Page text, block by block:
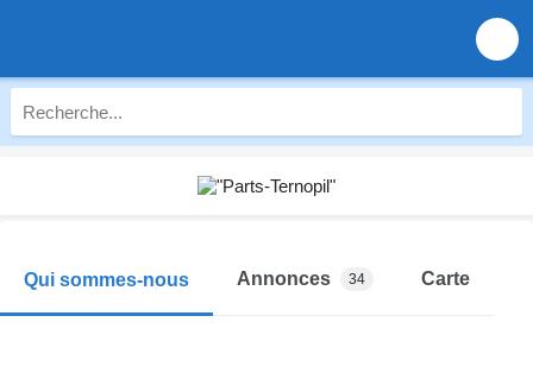
Qui sommes-nous Annonces 34 Carte